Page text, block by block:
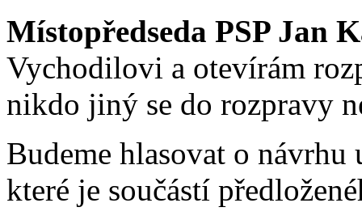
Místopředseda PSP Jan
Vychodilovi a otevírám
nikdo jiný se do rozpravy
Budeme hlasovat o návrhu
které je součástí